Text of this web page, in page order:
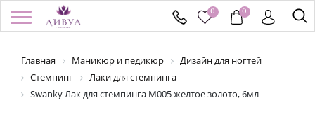
0 0
Войти / Регистрация
Здравствуйте! Что вы ищете?
Главная Маникюр и педикюр
Дизайн для ногтей
Стемпинг
Лаки для стемпинга
Swanky Лак для стемпинга M005 желтое золото, 6мл